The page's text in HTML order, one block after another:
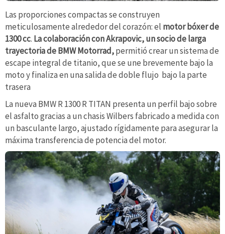
Las proporciones compactas se construyen
meticulosamente alrededor del corazón: el motor bóxer de
1300 cc. La colaboración con Akrapovic, un socio de larga
trayectoria de BMW Motorrad,permitió crear un sistema de
escape integral de titanio, que se une brevemente bajo la
moto y finaliza en una salida de doble flujo bajo la parte
trasera
La nueva BMW R 1300 R TITAN presenta un perfil bajo sobre
el asfalto gracias a un chasis Wilbers fabricado a medida con
un basculante largo, ajustado rígidamente para asegurar la
máxima transferencia de potencia del motor.